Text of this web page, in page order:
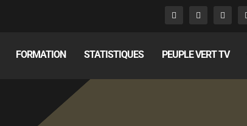
FORMATION STATISTIQUES PEUPLE VERT TV